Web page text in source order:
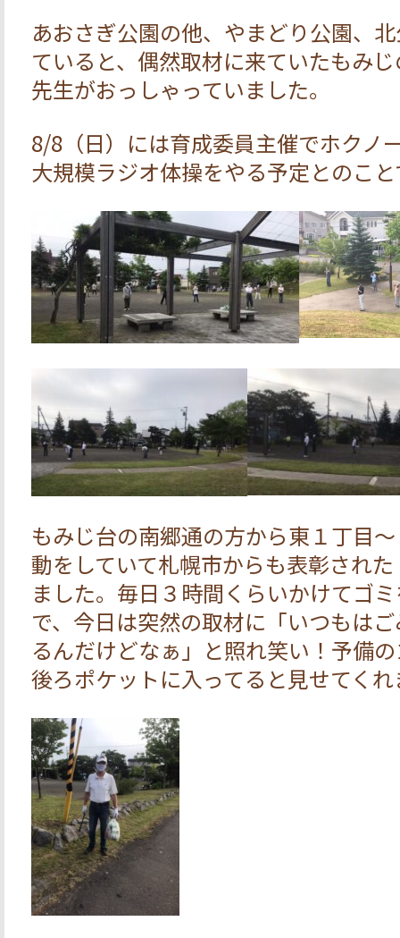
あおさぎ公園の他、やまどり公園、
ていると、偶然取材に来ていたもみ
先生がおっしゃっていました。
8/8（日）には育成委員主催でホクノ
大規模ラジオ体操をやる予定とのこ
もみじ台の南郷通の方から東１丁目
動をしていて札幌市からも表彰され
ました。毎日３時間くらいかけてゴ
で、今日は突然の取材に「いつもは
るんだけどなぁ」と照れ笑い！予備
後ろポケットに入ってると見せてく